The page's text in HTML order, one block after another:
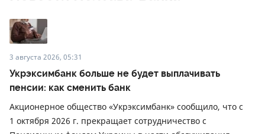
3 августа 2026, 05:31
Укрэксимбанк больше не будет выплачивать
пенсии: как сменить банк
Акционерное общество «Укрэксимбанк» сообщило, что с
1 октября 2026 г. прекращает сотрудничество с